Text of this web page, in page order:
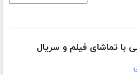
با تماشای فیلم و سریال